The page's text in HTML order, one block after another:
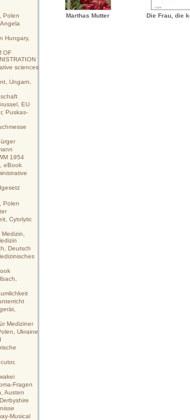
Polen
Hungary,
OF
sciences
Ungarn,
EU
Puskas-
1954
eBook
Polen
Cytolytic
Deutsch
Mediziner
Ukraine
Fragen
Austen
Musical
Marthas Mutter Die Frau, die